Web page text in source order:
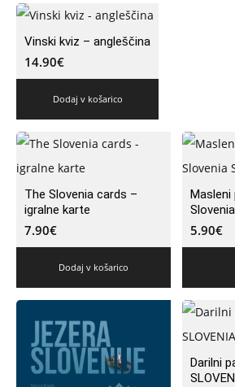
Vinski kviz – angleščina
14.90€
Dodaj v košarico
The Slovenia cards –
igralne karte
7.90€
Dodaj v košarico
5.90€
Darilni